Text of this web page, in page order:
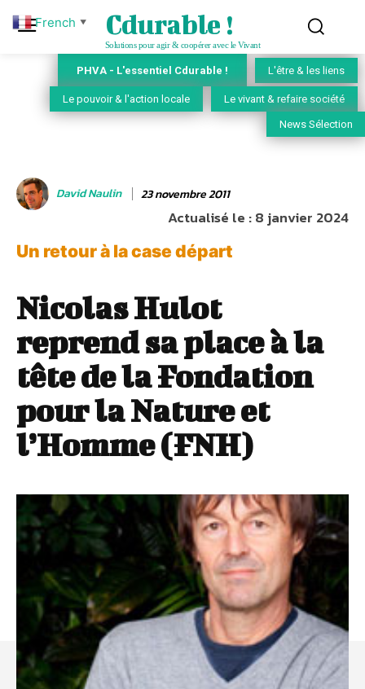
Cdurable !
Solutions pour agir & coopérer avec le Vivant
PHVA - L'essentiel Cdurable ! L'être & les liens
Le pouvoir & l'action locale Le vivant & refaire société
News Sélection
David Naulin 23 novembre 2011
Actualisé le :8 janvier 2024
Un retour à la case départ
Nicolas Hulot
reprend sa place à la
tête de la Fondation
pour la Nature et
l’Homme (FNH)
French ▼